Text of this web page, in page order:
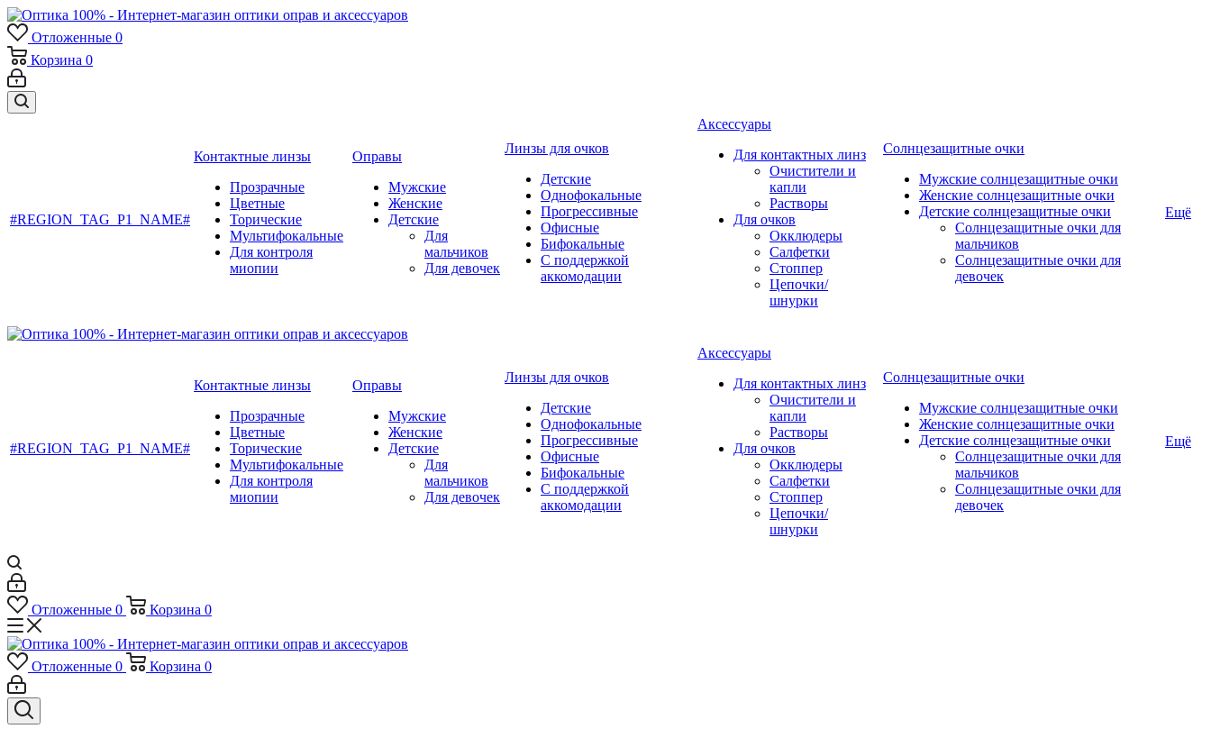
Отложенные 0
Корзина 0
#REGION_TAG_P1_NAME#
Контактные линзы
Прозрачные
Цветные
Торические
Мультифокальные
Для контроля
миопии
Оправы
Мужские
Женские
Детские
Для
мальчиков
Для девочек
Линзы для очков
Детские
Однофокальные
Прогрессивные
Офисные
Бифокальные
С поддержкой
аккомодации
Аксессуары
Для контактных линз
Очистители и
капли
Растворы
Для очков
Окклюдеры
Салфетки
Стоппер
Цепочки/
шнурки
Солнцезащитные очки
Мужские солнцезащитные очки
Женские солнцезащитные очки
Детские солнцезащитные очки
Солнцезащитные очки для
мальчиков
Солнцезащитные очки для
девочек
Ещё
#REGION_TAG_P1_NAME#
Контактные линзы
Прозрачные
Цветные
Торические
Мультифокальные
Для контроля
миопии
Оправы
Мужские
Женские
Детские
Для
мальчиков
Для девочек
Линзы для очков
Детские
Однофокальные
Прогрессивные
Офисные
Бифокальные
С поддержкой
аккомодации
Аксессуары
Для контактных линз
Очистители и
капли
Растворы
Для очков
Окклюдеры
Салфетки
Стоппер
Цепочки/
шнурки
Солнцезащитные очки
Мужские солнцезащитные очки
Женские солнцезащитные очки
Детские солнцезащитные очки
Солнцезащитные очки для
мальчиков
Солнцезащитные очки для
девочек
Ещё
Отложенные 0 Корзина 0
Отложенные 0 Корзина 0